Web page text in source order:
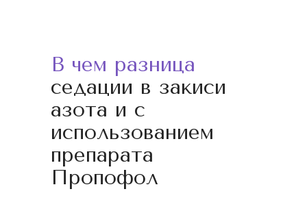
В чем разница
седации в закиси
азота и с
использованием
препарата
Пропофол